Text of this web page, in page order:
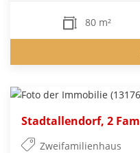
80 m²
Stadtallendorf, 2
Zweifamilienhaus